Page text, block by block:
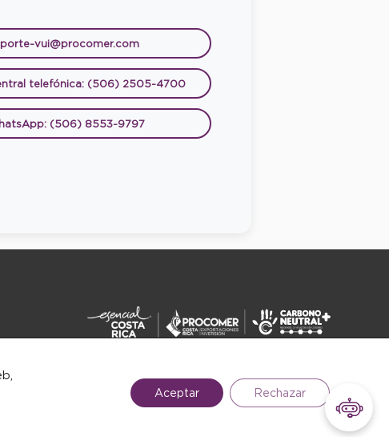
vui@procomer.com
telefónica: (506) 2505-4700
(506) 8553-9797
Aceptar Rechazar